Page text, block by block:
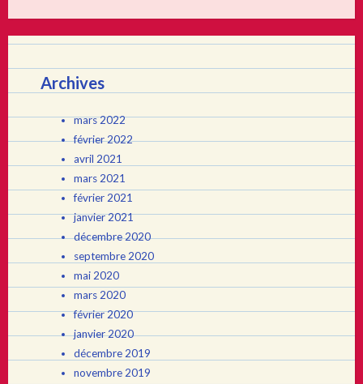
Archives
mars 2022
février 2022
avril 2021
mars 2021
février 2021
janvier 2021
décembre 2020
septembre 2020
mai 2020
mars 2020
février 2020
janvier 2020
décembre 2019
novembre 2019